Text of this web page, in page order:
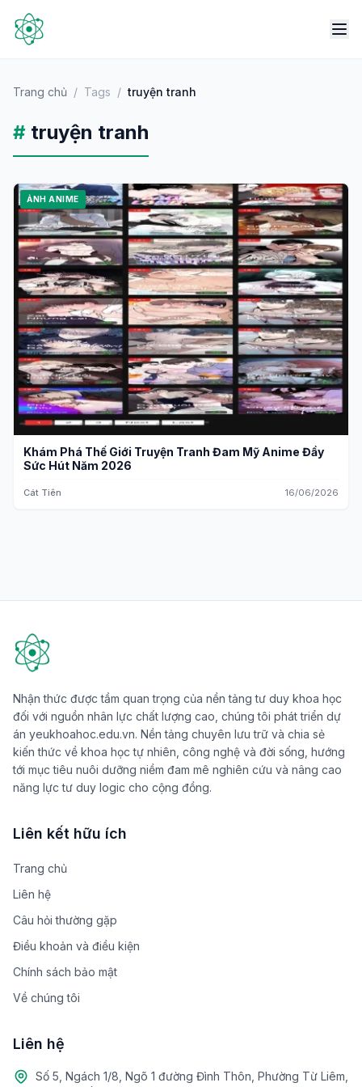
Trang chủ / Tags / truyện tranh
# truyện tranh
ẢNH ANIME
Khám Phá Thế Giới Truyện Tranh Đam Mỹ Anime Đầy
Sức Hút Năm 2026
Cát Tiên 16/06/2026
Nhận thức được tầm quan trọng của nền tảng tư duy khoa học
đối với nguồn nhân lực chất lượng cao, chúng tôi phát triển dự
án yeukhoahoc.edu.vn. Nền tảng chuyên lưu trữ và chia sẻ
kiến thức về khoa học tự nhiên, công nghệ và đời sống, hướng
tới mục tiêu nuôi dưỡng niềm đam mê nghiên cứu và nâng cao
năng lực tư duy logic cho cộng đồng.
Liên kết hữu ích
Trang chủ
Liên hệ
Câu hỏi thường gặp
Điều khoản và điều kiện
Chính sách bảo mật
Về chúng tôi
Liên hệ
Số 5, Ngách 1/8, Ngõ 1 đường Đình Thôn, Phường Từ Liêm,